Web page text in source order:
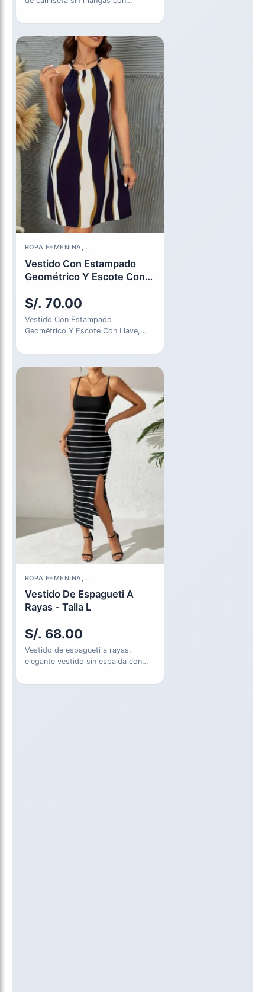
ROPA FEMENINA,...
Vestido Con Estampado
Geométrico Y Escote Con
S/. 70.00
Vestido Con Estampado
Geométrico Y Escote Con Llave,
Lazo En…
ROPA FEMENINA,...
Vestido De Espagueti A
Rayas - Talla L
S/. 68.00
Vestido de espagueti a rayas,
elegante vestido sin espalda con